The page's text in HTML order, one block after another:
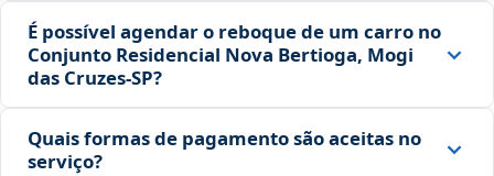
É possível agendar o reboque de um carro no
Conjunto Residencial Nova Bertioga, Mogi
das Cruzes‑SP?
Quais formas de pagamento são aceitas no
serviço?